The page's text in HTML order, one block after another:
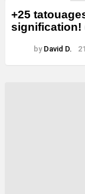
+25
signification!
by David D.